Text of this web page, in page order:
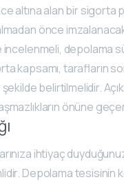
altına alan bir sigorta
önce
depolama
kapsamı, tarafların
belirtilmelidir.
önüne
ihtiyaç
Depolama tesisinin